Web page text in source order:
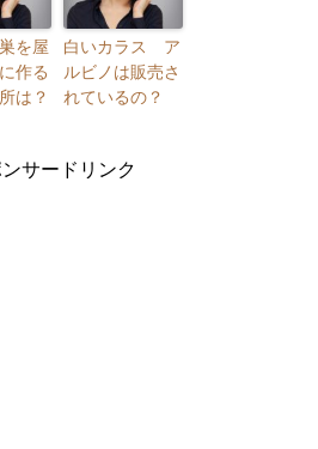
を屋
作る
は？
白いカラス ア
ルビノは販売さ
れているの？
サードリンク